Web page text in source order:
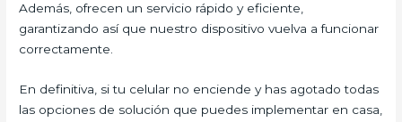
Además, ofrecen un servicio rápido y eficiente,
garantizando así que nuestro dispositivo vuelva a funcionar
correctamente.
En definitiva, si tu celular no enciende y has agotado todas
las opciones de solución que puedes implementar en casa,